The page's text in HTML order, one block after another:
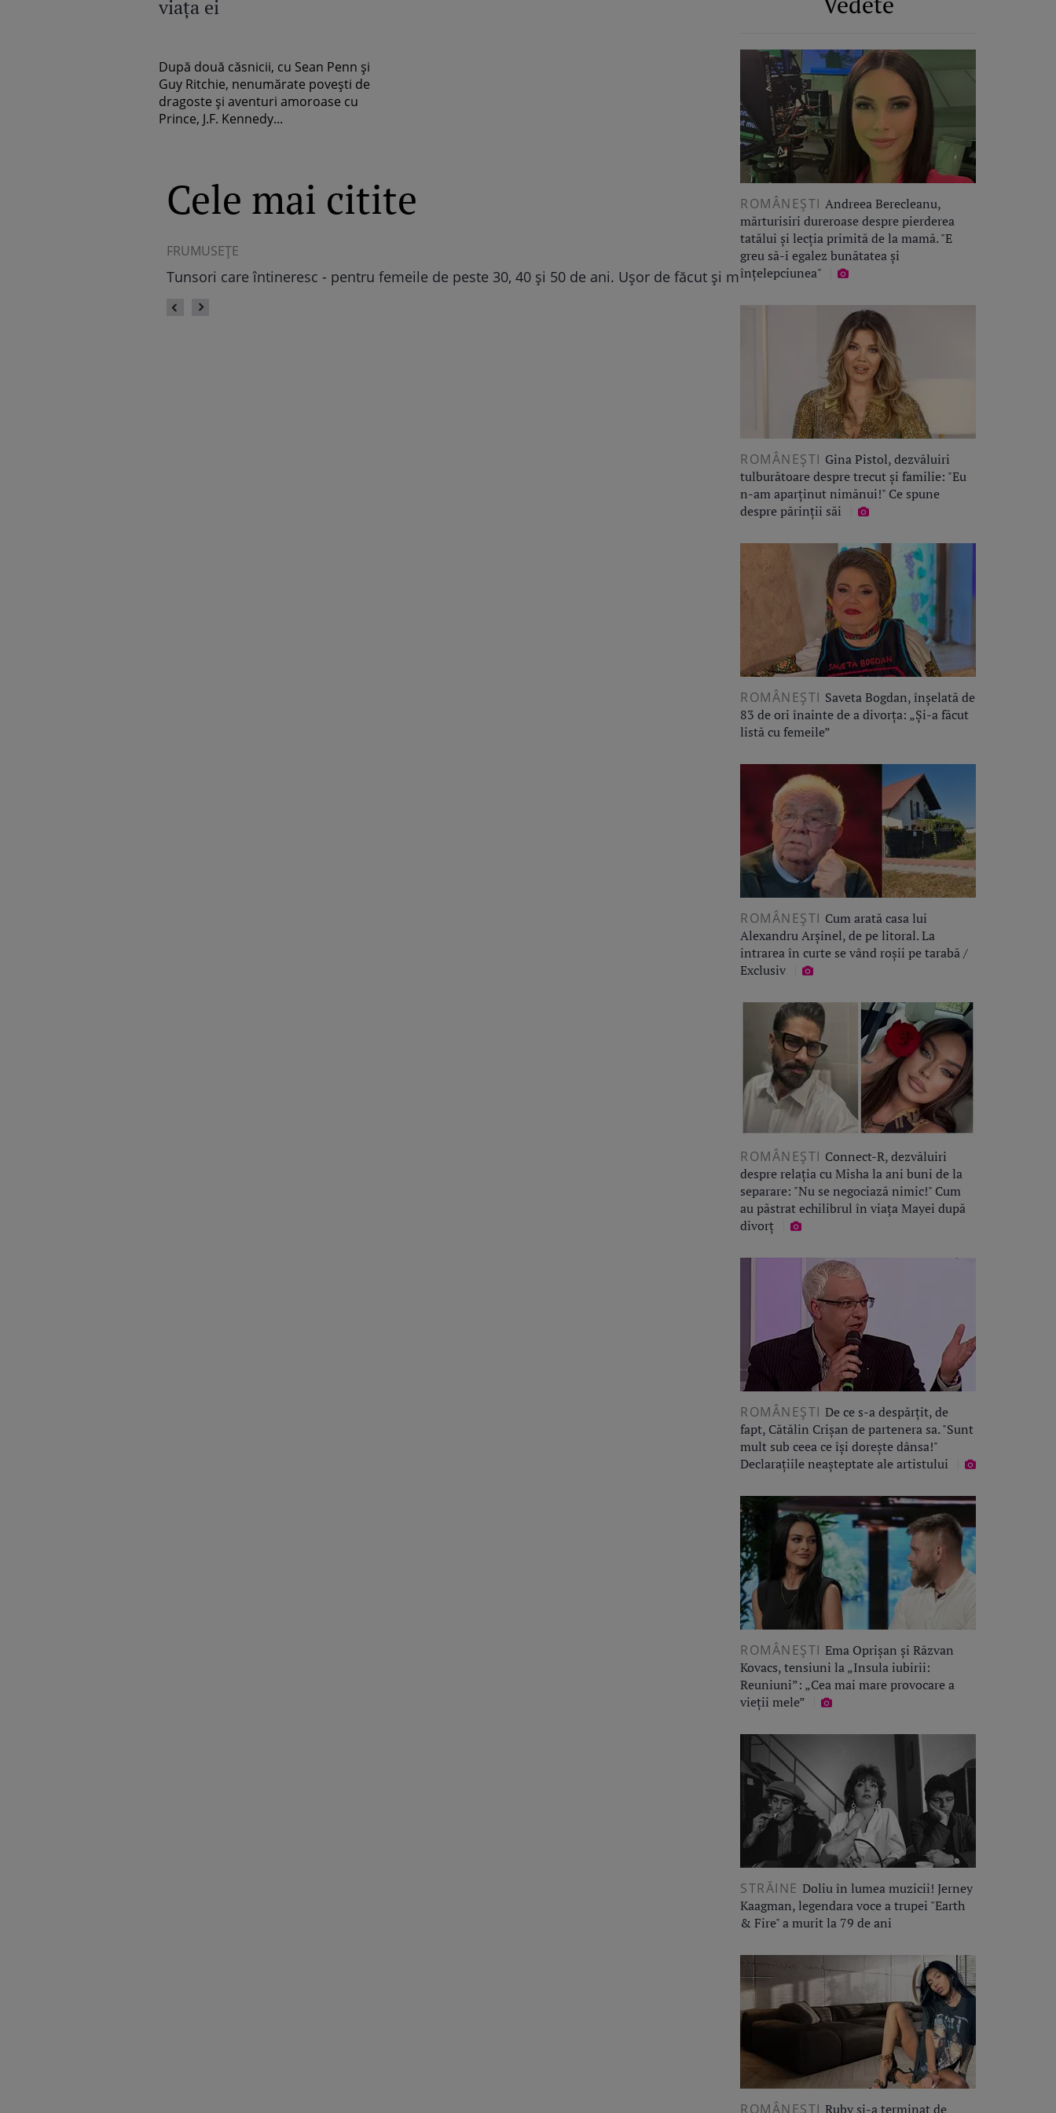
viaţa ei
După două căsnicii, cu Sean Penn şi
Guy Ritchie, nenumărate poveşti de
dragoste şi aventuri amoroase cu
Prince, J.F. Kennedy...
Cele mai citite
ASTRO FUN
Horoscop chinezesc 2024: Cele mai norocoase zodii în Anul Dragonului
ROMÂNEŞTI Andreea Berecleanu,
mărturisiri dureroase despre pierderea
tatălui și lecția primită de la mamă. "E
greu să-i egalez bunătatea și
înțelepciunea"
ROMÂNEŞTI Gina Pistol, dezvăluiri
tulburătoare despre trecut și familie: "Eu
n-am aparținut nimănui!" Ce spune
despre părinții săi
ROMÂNEŞTI Saveta Bogdan, înșelată de
83 de ori înainte de a divorța: „Și-a făcut
listă cu femeile”
ROMÂNEŞTI Cum arată casa lui
Alexandru Arșinel, de pe litoral. La
intrarea în curte se vând roșii pe tarabă /
Exclusiv
ROMÂNEŞTI Connect-R, dezvăluiri
despre relația cu Misha la ani buni de la
separare: "Nu se negociază nimic!" Cum
au păstrat echilibrul în viața Mayei după
divorț
ROMÂNEŞTI De ce s-a despărțit, de
fapt, Cătălin Crișan de partenera sa. "Sunt
mult sub ceea ce își dorește dânsa!"
Declarațiile neașteptate ale artistului
ROMÂNEŞTI Ema Oprișan și Răzvan
Kovacs, tensiuni la „Insula iubirii:
Reuniuni”: „Cea mai mare provocare a
vieții mele”
STRĂINE Doliu în lumea muzicii! Jerney
Kaagman, legendara voce a trupei "Earth
& Fire" a murit la 79 de ani
ROMÂNEŞTI Ruby și-a terminat de